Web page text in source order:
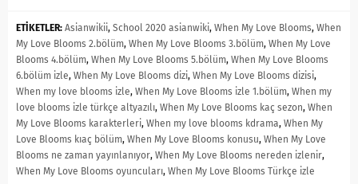
ETİKETLER: Asianwikii, School 2020 asianwiki, When My Love Blooms, When
My Love Blooms 2.bölüm, When My Love Blooms 3.bölüm, When My Love
Blooms 4.bölüm, When My Love Blooms 5.bölüm, When My Love Blooms
6.bölüm izle, When My Love Blooms dizi, When My Love Blooms dizisi,
When my love blooms izle, When My Love Blooms izle 1.bölüm, When my
love blooms izle türkçe altyazılı, When My Love Blooms kaç sezon, When
My Love Blooms karakterleri, When my love blooms kdrama, When My
Love Blooms kıaç bölüm, When My Love Blooms konusu, When My Love
Blooms ne zaman yayınlanıyor, When My Love Blooms nereden izlenir,
When My Love Blooms oyuncuları, When My Love Blooms Türkçe izle